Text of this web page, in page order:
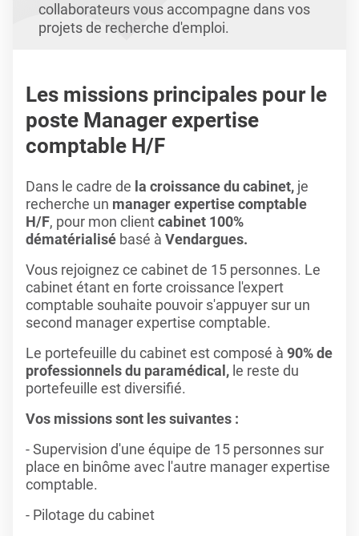
collaborateurs vous accompagne dans vos
projets de recherche d'emploi.
Les missions principales pour le
poste Manager expertise
comptable H/F
Dans le cadre de la croissance du cabinet, je
recherche un manager expertise comptable
H/F, pour mon clientcabinet 100%
dématérialisé basé à Vendargues.
Vous rejoignez ce cabinet de 15 personnes. Le
cabinet étant en forte croissance l'expert
comptable souhaite pouvoir s'appuyer sur un
second manager expertise comptable.
Le portefeuille du cabinet est composé à 90% de
professionnels du paramédical, le reste du
portefeuille est diversifié.
Vos missions sont les suivantes :
- Supervision d'une équipe de 15 personnes sur
place en binôme avec l'autre manager expertise
comptable.
- Pilotage du cabinet